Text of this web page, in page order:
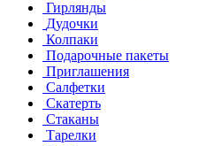
Гирлянды
Дудочки
Колпаки
Подарочные пакеты
Приглашения
Салфетки
Скатерть
Стаканы
Тарелки